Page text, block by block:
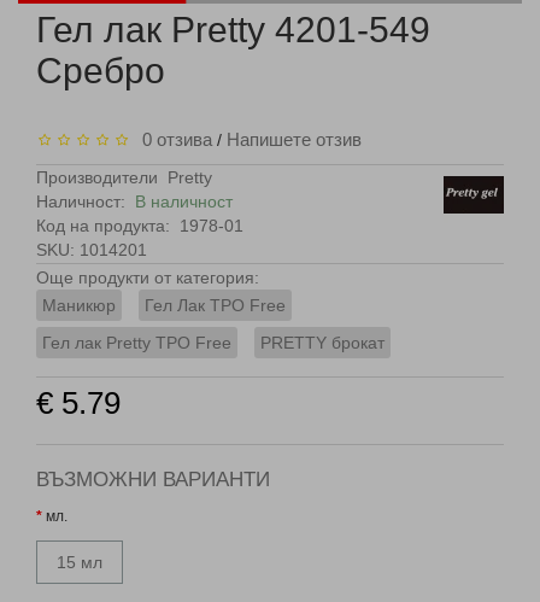
Гел лак Pretty 4201-549
Сребро
0 отзива / Напишете отзив
Производители
Pretty
Наличност: В наличност
Код на продукта:
1978-01
SKU: 1014201
Още продукти от категория:
Маникюр
Гел Лак TPO Free
Гел лак Pretty TPO Free
PRETTY брокат
€ 5.79
ВЪЗМОЖНИ ВАРИАНТИ
мл.
15 мл